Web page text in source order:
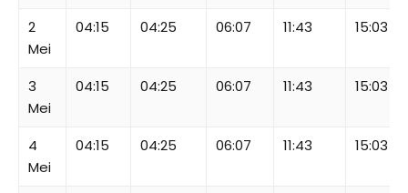
2
Mei
04:15 04:25 06:07 11:43 15:03
3
Mei
04:15 04:25 06:07 11:43 15:03
4
Mei
04:15 04:25 06:07 11:43 15:03